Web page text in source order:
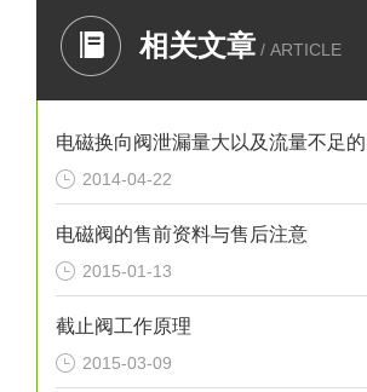
相关文章 / ARTICLE
2014-04-22
电磁阀的售前资料与售后注意
2015-01-13
截止阀工作原理
2015-03-09